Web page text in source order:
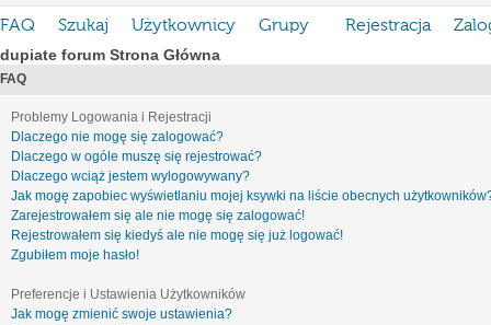
FAQ Szukaj Użytkownicy Grupy Rejestracja
dupiate forum Strona Główna
FAQ
Problemy Logowania i Rejestracji
Dlaczego nie mogę się zalogować?
Dlaczego w ogóle muszę się rejestrować?
Dlaczego wciąż jestem wylogowywany?
Jak mogę zapobiec wyświetlaniu mojej ksywki na liście obecnych
Zarejestrowałem się ale nie mogę się zalogować!
Rejestrowałem się kiedyś ale nie mogę się już logować!
Zgubiłem moje hasło!
Preferencje i Ustawienia Użytkowników
Jak mogę zmienić swoje ustawienia?